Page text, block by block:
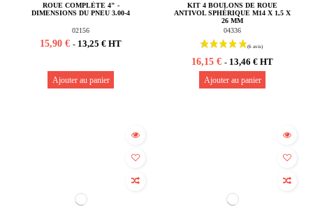
ROUE COMPLÈTE 4" -
DIMENSIONS DU PNEU 3.00-4
02156
15,90 € - 13,25 € HT
Ajouter au panier
KIT 4 BOULONS DE ROUE
ANTIVOL SPHÉRIQUE M14 X 1,5 X
26 MM
04336
16,15 € - 13,46 € HT
Ajouter au panier